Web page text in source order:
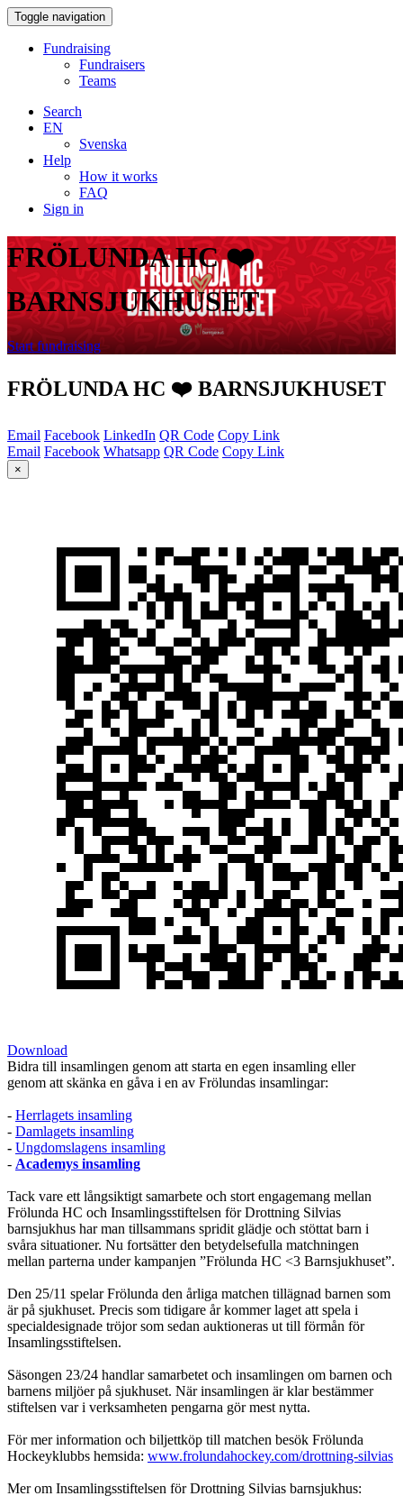
Toggle navigation
Fundraising
Fundraisers
Teams
Search
EN
Svenska
Help
How it works
FAQ
Sign in
FRÖLUNDA HC ❤️
BARNSJUKHUSET
Start fundraising
FRÖLUNDA HC ❤️ BARNSJUKHUSET
Email Facebook LinkedIn QR Code Copy Link
Email Facebook Whatsapp QR Code Copy Link
×
Download
Bidra till insamlingen genom att starta en egen insamling eller
genom att skänka en gåva i en av Frölundas insamlingar:
- Herrlagets insamling
- Damlagets insamling
- Ungdomslagens insamling
- Academys insamling
Tack vare ett långsiktigt samarbete och stort engagemang mellan
Frölunda HC och Insamlingsstiftelsen för Drottning Silvias
barnsjukhus har man tillsammans spridit glädje och stöttat barn i
svåra situationer. Nu fortsätter den betydelsefulla matchningen
mellan parterna under kampanjen ”Frölunda HC <3 Barnsjukhuset”.
Den 25/11 spelar Frölunda den årliga matchen tillägnad barnen som
är på sjukhuset. Precis som tidigare år kommer laget att spela i
specialdesignade tröjor som sedan auktioneras ut till förmån för
Insamlingsstiftelsen.
Säsongen 23/24 handlar samarbetet och insamlingen om barnen och
barnens miljöer på sjukhuset. När insamlingen är klar bestämmer
stiftelsen var i verksamheten pengarna gör mest nytta.
För mer information och biljettköp till matchen besök Frölunda
Hockeyklubbs hemsida: www.frolundahockey.com/drottning-silvias
Mer om Insamlingsstiftelsen för Drottning Silvias barnsjukhus: